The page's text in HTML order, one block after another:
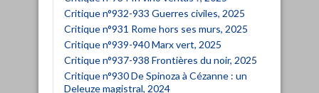
Critique n°932-933 Guerres civiles, 2025
Critique n°931 Rome hors ses murs, 2025
Critique n°939-940 Marx vert, 2025
Critique n°937-938 Frontières du noir, 2025
Critique n°930 De Spinoza à Cézanne : un
Deleuze magistral, 2024